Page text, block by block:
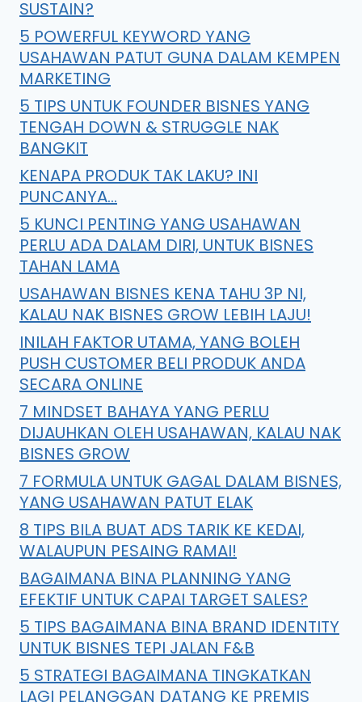
SUSTAIN?
5 POWERFUL KEYWORD YANG
USAHAWAN PATUT GUNA DALAM KEMPEN
MARKETING
5 TIPS UNTUK FOUNDER BISNES YANG
TENGAH DOWN & STRUGGLE NAK
BANGKIT
KENAPA PRODUK TAK LAKU? INI
PUNCANYA…
5 KUNCI PENTING YANG USAHAWAN
PERLU ADA DALAM DIRI, UNTUK BISNES
TAHAN LAMA
USAHAWAN BISNES KENA TAHU 3P NI,
KALAU NAK BISNES GROW LEBIH LAJU!
INILAH FAKTOR UTAMA, YANG BOLEH
PUSH CUSTOMER BELI PRODUK ANDA
SECARA ONLINE
7 MINDSET BAHAYA YANG PERLU
DIJAUHKAN OLEH USAHAWAN, KALAU NAK
BISNES GROW
7 FORMULA UNTUK GAGAL DALAM BISNES,
YANG USAHAWAN PATUT ELAK
8 TIPS BILA BUAT ADS TARIK KE KEDAI,
WALAUPUN PESAING RAMAI!
BAGAIMANA BINA PLANNING YANG
EFEKTIF UNTUK CAPAI TARGET SALES?
5 TIPS BAGAIMANA BINA BRAND IDENTITY
UNTUK BISNES TEPI JALAN F&B
5 STRATEGI BAGAIMANA TINGKATKAN
LAGI PELANGGAN DATANG KE PREMIS